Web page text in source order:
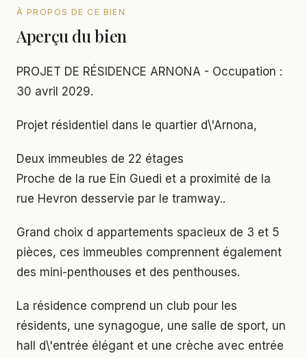
À PROPOS DE CE BIEN
Aperçu du bien
PROJET DE RÉSIDENCE ARNONA - Occupation :
30 avril 2029.
Projet résidentiel dans le quartier d\'Arnona,
Deux immeubles de 22 étages
Proche de la rue Ein Guedi et a proximité de la
rue Hevron desservie par le tramway..
Grand choix d appartements spacieux de 3 et 5
pièces, ces immeubles comprennent également
des mini-penthouses et des penthouses.
La résidence comprend un club pour les
résidents, une synagogue, une salle de sport, un
hall d\'entrée élégant et une crèche avec entrée